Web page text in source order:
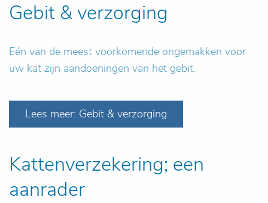
Gebit & verzorging
Eén van de meest voorkomende ongemakken voor
uw kat zijn aandoeningen van het gebit.
Lees meer: Gebit & verzorging
Kattenverzekering; een
aanrader